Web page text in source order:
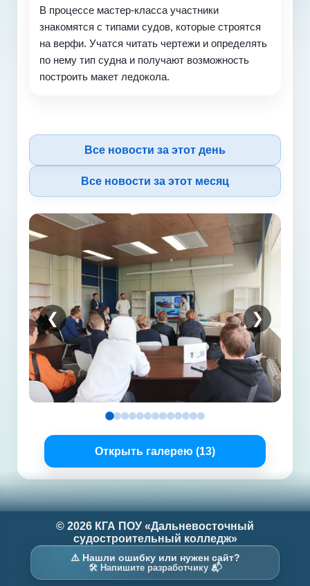
В процессе мастер-класса участники
знакомятся с типами судов, которые строятся
на верфи. Учатся читать чертежи и определять
по нему тип судна и получают возможность
построить макет ледокола.
Все новости за этот день
Все новости за этот месяц
❮ ❯
Открыть галерею (13)
© 2026 КГА ПОУ «Дальневосточный
судостроительный колледж»
⚠️ Нашли ошибку или нужен сайт?
🛠️ Напишите разработчику 📬